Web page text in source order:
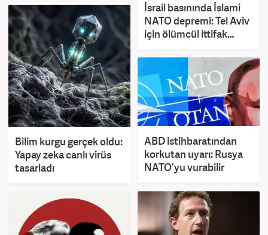
İsrail basınında İslami
NATO depremi: Tel Aviv
için ölümcül ittifak
Bilim kurgu gerçek oldu:
Yapay zeka canlı virüs
tasarladı
ABD istihbaratından
korkutan uyarı: Rusya
NATO’yu vurabilir